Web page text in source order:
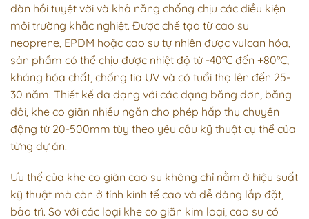
đàn hồi tuyệt vời và khả năng chống chịu các điều kiện
môi trường khắc nghiệt. Được chế tạo từ cao su
neoprene, EPDM hoặc cao su tự nhiên được vulcan hóa,
sản phẩm có thể chịu được nhiệt độ từ -40°C đến +80°C,
kháng hóa chất, chống tia UV và có tuổi thọ lên đến 25-
30 năm. Thiết kế đa dạng với các dạng băng đơn, băng
đôi, khe co giãn nhiều ngăn cho phép hấp thụ chuyển
động từ 20-500mm tùy theo yêu cầu kỹ thuật cụ thể của
từng dự án.
Ưu thế của khe co giãn cao su không chỉ nằm ở hiệu suất
kỹ thuật mà còn ở tính kinh tế cao và dễ dàng lắp đặt,
bảo trì. So với các loại khe co giãn kim loại, cao su có